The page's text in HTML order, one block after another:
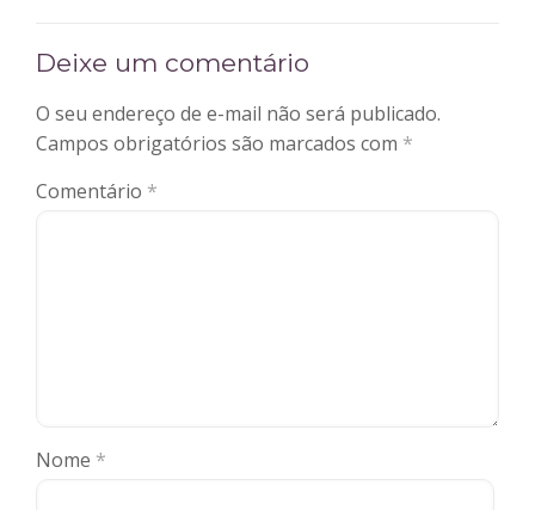
Deixe um comentário
O seu endereço de e-mail não será publicado.
Campos obrigatórios são marcados com *
Comentário *
Nome *